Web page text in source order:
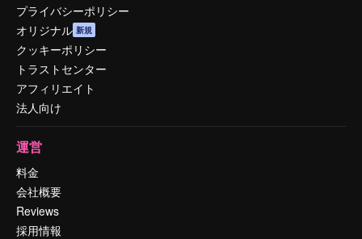
プライバシーポリシー
オリジナル 新規
クッキーポリシー
トラストセンター
アフィリエイト
法人向け
運営
料金
会社概要
Reviews
採用情報